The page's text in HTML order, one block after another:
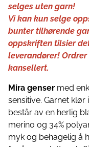
selges uten garn!
Vi kan kun selge
bunter tilhørende
oppskriften tilsier
leverandører!
kansellert.
Mira genser med
sensitive. Garnet klør
består av en herlig
merino og 34%
myk og behagelig å